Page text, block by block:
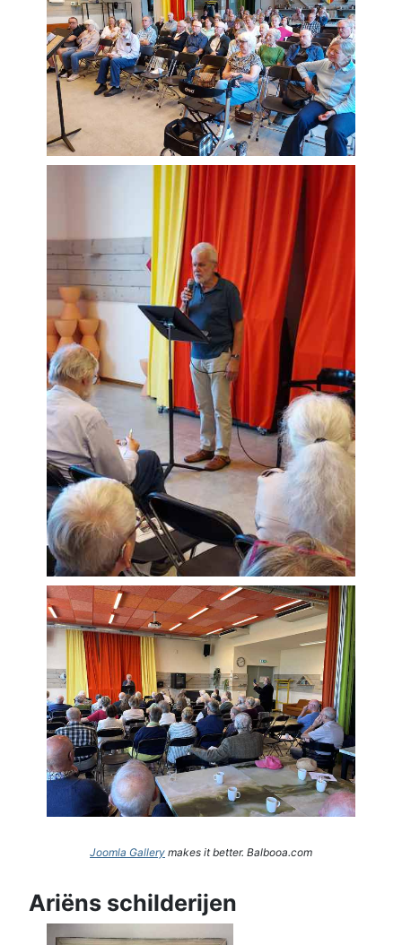
Joomla Gallery makes it better. Balbooa.com
Ariëns schilderijen